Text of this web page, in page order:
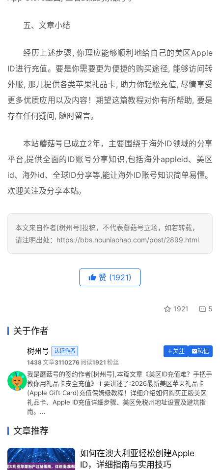
五、文章小结
经历上述步骤, 你理应能够顺利地给自己的美区Apple
ID进行充值。要是你需要更为便捷的购买途径, 能够访问转
外服, 那儿提供各类苹果礼品卡, 助力你轻松充值, 尽情享受
更多优质应用以及内容！期望这篇教程对你有所帮助, 要是
存在任何疑问, 随时留言。
本站蘑菇号已成立2年，主要围绕于海外ID领域的分享
平台,提供全面的ID账号分享知识,包括海外appleid、美区
id、海外id、全球ID分享等,能让海外ID账号知识简单易懂。
欢迎关注及分享本站。
本文来自作者[树州号]投稿，不代表蘑菇号立场，如若转载，
请注明出处：https://bbs.houniaohao.com/post/2899.html
赞 (1921)
1921 5
关于作者
树州号 认证作者 关注
私信
1438文章3110276 阅读1921 粉丝
我是蘑菇号的签约作者[树州号],本篇文章《美区ID充值难？手把手
教你用礼品卡安全充值》主要讲述了:2026最新美区苹果礼品卡
(Apple Gift Card)充值保姆级教程！详细介绍如何购买正版美区
礼品卡、Apple ID充值详细步骤、美区免税州地址设置及避坑指
南。...
文章推荐
如何在澳大利亚轻松创建Apple
ID，详细指南与实用技巧